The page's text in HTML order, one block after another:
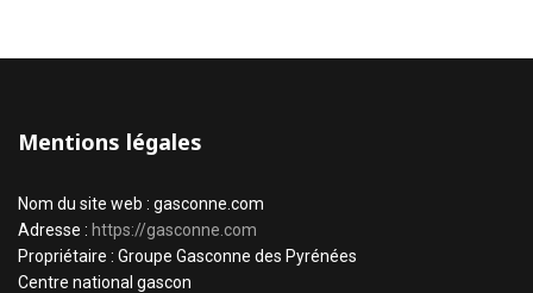
Mentions légales
Nom du site web : gasconne.com
Adresse : https://gasconne.com
Propriétaire : Groupe Gasconne des Pyrénées
Centre national gascon